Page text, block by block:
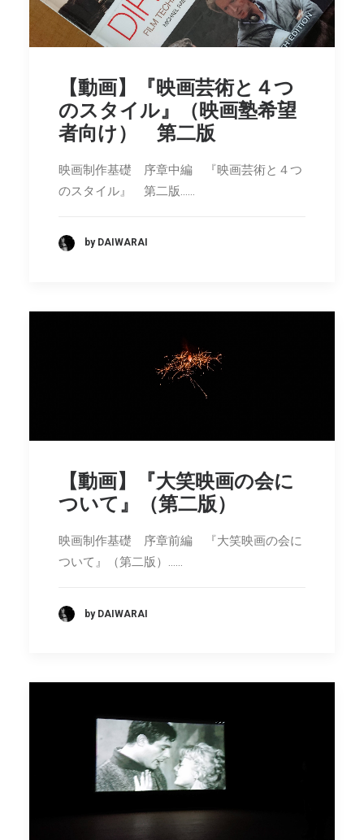
【動画】『映画芸術と４つ
のスタイル』（映画塾希望
者向け） 第二版
映画制作基礎 序章中編 『映画芸術と４つ
のスタイル』 第二版……
by DAIWARAI
【動画】『大笑映画の会に
ついて』（第二版）
映画制作基礎 序章前編 『大笑映画の会に
ついて』（第二版）……
by DAIWARAI